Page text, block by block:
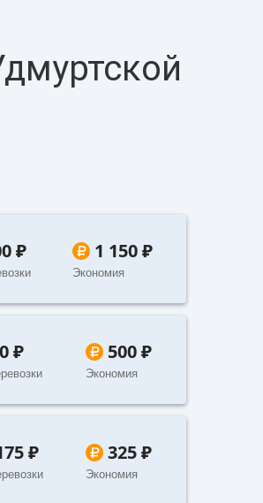
₽ 1 150 ₽
Экономия
₽ 500 ₽
Экономия
₽ 325 ₽
Экономия